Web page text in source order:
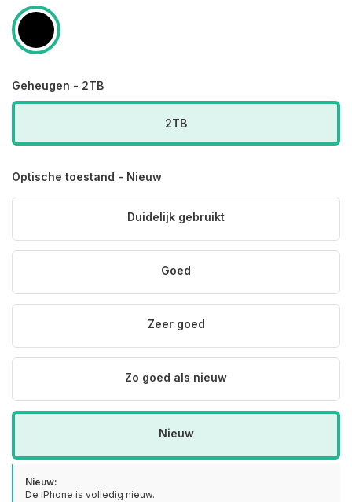
Geheugen - 2TB
2TB
Optische toestand - Nieuw
Duidelijk gebruikt
Goed
Zeer goed
Zo goed als nieuw
Nieuw
Nieuw:
De iPhone is volledig nieuw.